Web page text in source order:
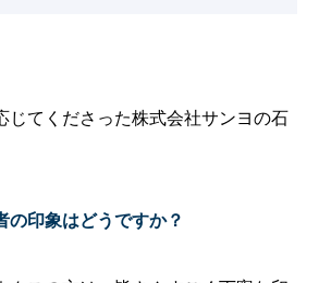
じてくださった株式会社サンヨの石
印象はどうですか？